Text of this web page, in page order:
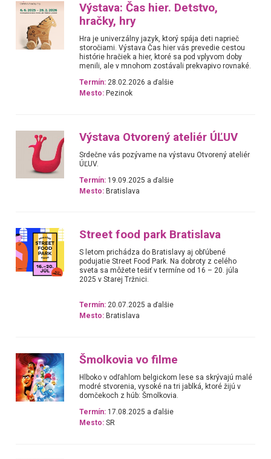
Výstava: Čas hier. Detstvo,
hračky, hry
Hra je univerzálny jazyk, ktorý spája deti naprieč
storočiami. Výstava Čas hier vás prevedie cestou
histórie hračiek a hier, ktoré sa pod vplyvom doby
menili, ale v mnohom zostávali prekvapivo rovnaké.
Termín: 28.02.2026 a ďalšie
Mesto: Pezinok
Výstava Otvorený ateliér ÚĽUV
Srdečne vás pozývame na výstavu Otvorený ateliér
ÚĽUV.
Termín: 19.09.2025 a ďalšie
Mesto: Bratislava
Street food park Bratislava
S letom prichádza do Bratislavy aj obľúbené
podujatie Street Food Park. Na dobroty z celého
sveta sa môžete tešiť v termíne od 16 – 20. júla
2025 v Starej Tržnici.
Termín: 20.07.2025 a ďalšie
Mesto: Bratislava
Šmolkovia vo filme
Hlboko v odľahlom belgickom lese sa skrývajú malé
modré stvorenia, vysoké na tri jablká, ktoré žijú v
domčekoch z húb: Šmolkovia.
Termín: 17.08.2025 a ďalšie
Mesto: SR